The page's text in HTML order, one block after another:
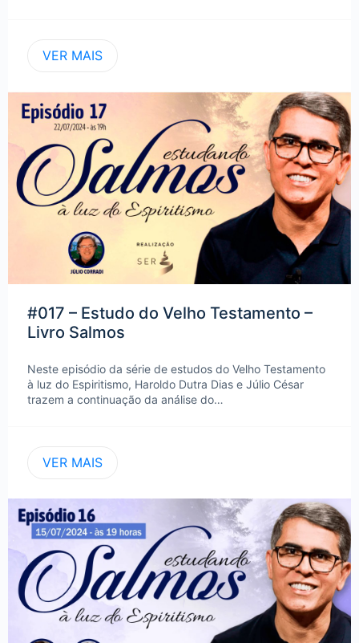
VER MAIS
#017 – Estudo do Velho Testamento –
Livro Salmos
Neste episódio da série de estudos do Velho Testamento
à luz do Espiritismo, Haroldo Dutra Dias e Júlio César
trazem a continuação da análise do…
VER MAIS